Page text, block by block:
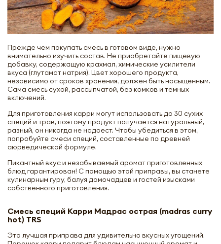
Прежде чем покупать смесь в готовом виде, нужно
внимательно изучить состав. Не приобретайте пищевую
добавку, содержащую крахмал, химические усилители
вкуса (глутамат натрия). Цвет хорошего продукта,
независимо от сроков хранения, должен быть насыщенным.
Сама смесь сухой, рассыпчатой, без комков и темных
включений.
Для приготовления карри могут использовать до 30 сухих
специй и трав, поэтому продукт получается натуральный,
разный, он никогда не надоест. Чтобы убедиться в этом,
попробуйте смеси специй, составленные по древней
аюрведической формуле.
Пикантный вкус и незабываемый аромат приготовленных
блюд гарантирован! С помощью этой приправы, вы станете
кулинарным гуру, балуя домочадцев и гостей изысками
собственного приготовления.
Смесь специй Карри Мадрас острая (madras curry
hot) TRS
Это лучшая приправа для удивительно вкусных угощений.